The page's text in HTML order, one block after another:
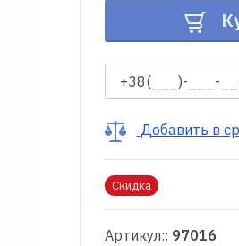
Добавить в
Скидка
Артикул:: 97016